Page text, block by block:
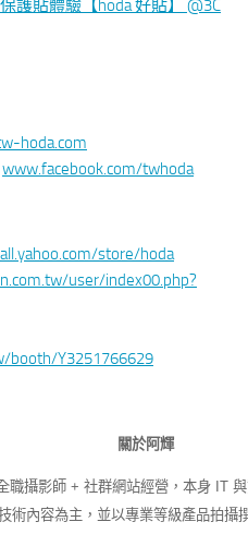
hoda.com
www.facebook.com/twhoda
store/hoda
user/index00.php?
booth/Y3251766629
關於阿輝
職攝影師 + 社群網站經營，本身 IT
術內容為主，並以專業等級產品拍攝